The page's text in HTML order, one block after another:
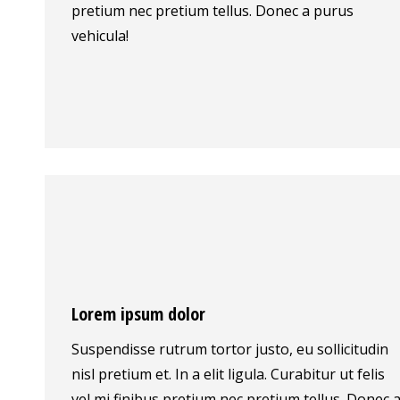
pretium nec pretium tellus. Donec a purus
vehicula!
Lorem ipsum dolor
Suspendisse rutrum tortor justo, eu sollicitudin
nisl pretium et. In a elit ligula. Curabitur ut felis